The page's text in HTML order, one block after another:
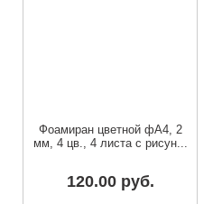
Фоамиран цветной фА4, 2
мм, 4 цв., 4 листа с рисун...
120.00 руб.